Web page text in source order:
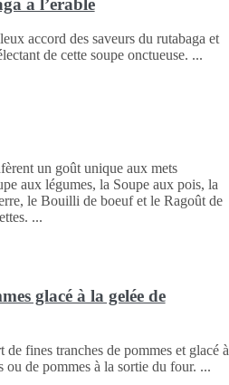
accord des saveurs du rutabaga et
de cette soupe onctueuse.
un goût unique aux mets
aux légumes, la Soupe aux pois, la
le Bouilli de boeuf et le Ragoût de
glacé à la gelée de
fines tranches de pommes et glacé à
ou de pommes à la sortie du four.